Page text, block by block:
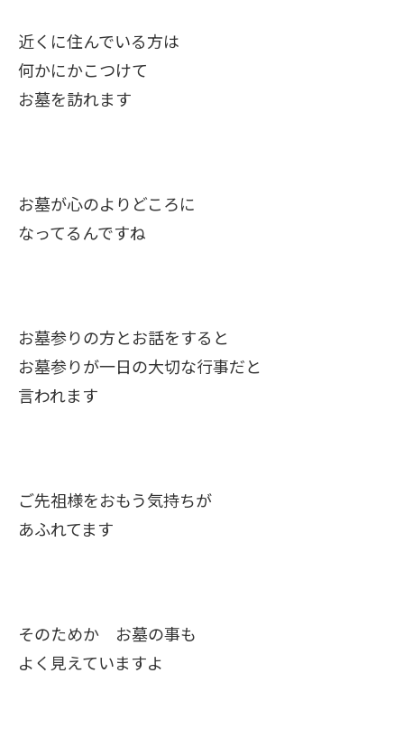
近くに住んでいる方は
何かにかこつけて
お墓を訪れます
お墓が心のよりどころに
なってるんですね
お墓参りの方とお話をすると
お墓参りが一日の大切な行事だと
言われます
ご先祖様をおもう気持ちが
あふれてます
そのためか お墓の事も
よく見えていますよ